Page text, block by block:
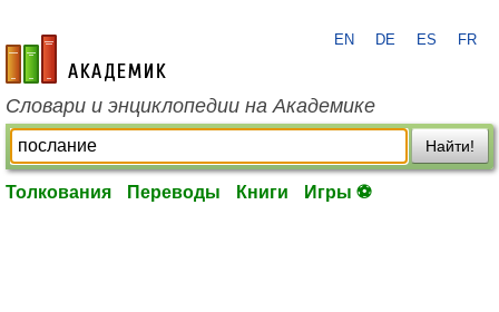
academic.ru
EN DE ES FR
Словари и энциклопедии на Академике
Найти!
Толкования Переводы Книги Игры ⚽